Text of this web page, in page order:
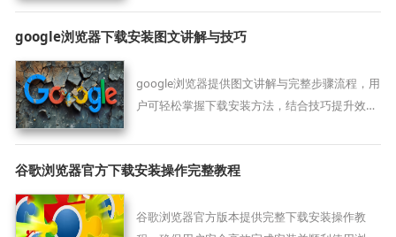
google浏览器下载安装图文讲解与技巧
google浏览器提供图文讲解与完整步骤流程，用
户可轻松掌握下载安装方法，结合技巧提升效
谷歌浏览器官方下载安装操作完整教程
谷歌浏览器官方版本提供完整下载安装操作教